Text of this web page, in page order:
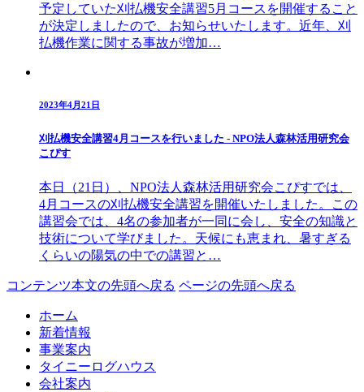
予定していた刈払機安全講習5月コースを開催すること
が決定しましたので、お知らせいたします。近年、刈
払機作業に関する事故が増加…
2023年4月21日
刈払機安全講習4月コースを行いました - NPO法人森林活用研究会
こぴす
本日（21日）、NPO法人森林活用研究会こぴすでは、
4月コースの刈払機安全講習を開催いたしました。この
講習会では、4名の参加者が一同に会し、安全の知識と
技術について学びました。天候にも恵まれ、暑すぎる
くらいの陽気の中での講習と…
コンテンツ本文の先頭へ戻る ページの先頭へ戻る
ホーム
新着情報
事業案内
タイニーログハウス
会社案内